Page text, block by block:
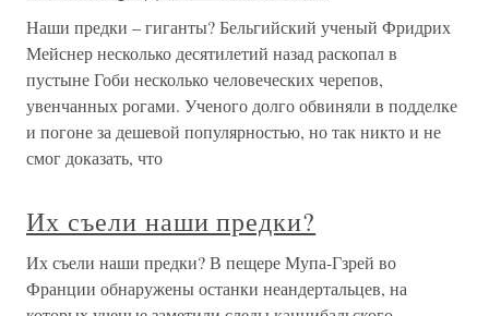
Наши предки – гиганты? Бельгийский ученый Фридрих
Мейснер несколько десятилетий назад раскопал в
пустыне Гоби несколько человеческих черепов,
увенчанных рогами. Ученого долго обвиняли в подделке
и погоне за дешевой популярностью, но так никто и не
смог доказать, что
Их съели наши предки?
Их съели наши предки? В пещере Мупа-Гзрей во
Франции обнаружены останки неандертальцев, на